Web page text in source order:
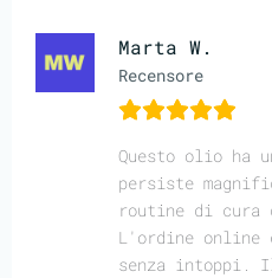
Marta W.
Recensore
Questo olio ha
persiste
routine di cura
L'ordine online
senza intoppi.